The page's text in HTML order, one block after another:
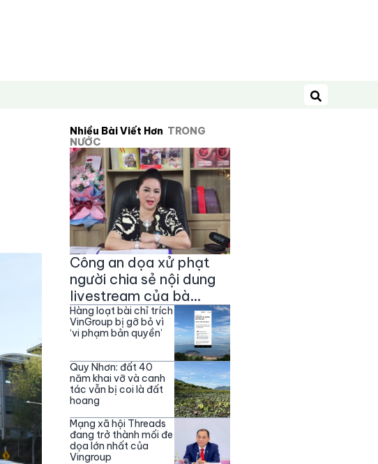
Tìm kiếm
Nhiều Bài Viết Hơn TRONG
NƯỚC
Công an dọa xử phạt
người chia sẻ nội dung
livestream của bà
Nguyễn Phương Hằng
Hàng loạt bài chỉ trích
VinGroup bị gỡ bỏ vì
‘vi phạm bản quyền’
Quy Nhơn: đất 40
năm khai vỡ và canh
tác vẫn bị coi là đất
hoang
Mạng xã hội Threads
đang trở thành mối đe
dọa lớn nhất của
Vingroup